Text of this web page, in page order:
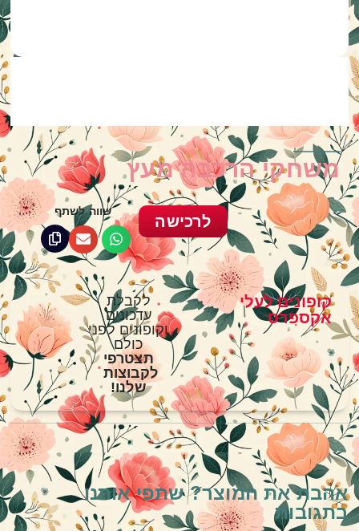
משחקי הרכבה מעץ
שווה לשתף
לרכישה
לקבלת
עדכונים
וקופונים לפני
כולם
תצטרפי
לקבוצות
שלנו!
קופונים לעלי
אקספרס
אהבת את המוצר? שתפי אותנו
בתגובות